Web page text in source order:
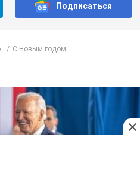
Подписаться
С Новым годом:...